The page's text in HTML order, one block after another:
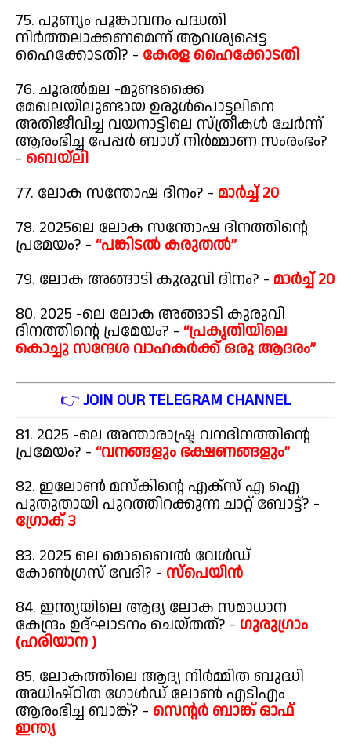
75. പുണ്യം പൂങ്കാവനം പദ്ധതി
നിർത്തലാക്കണമെന്ന് ആവശ്യപ്പെട്ട
ഹൈക്കോടതി? - കേരള ഹൈക്കോടതി
76. ചൂരൽമല -മുണ്ടക്കൈ
മേഖലയിലുണ്ടായ ഉരുൾപൊട്ടലിനെ
അതിജീവിച്ച വയനാട്ടിലെ സ്ത്രീകൾ ചേർന്ന്
ആരംഭിച്ച പേപ്പർ ബാഗ് നിർമ്മാണ സംരംഭം?
- ബെയ്ലി
77. ലോക സന്തോഷ ദിനം? - മാർച്ച് 20
78. 2025ലെ ലോക സന്തോഷ ദിനത്തിന്റെ
പ്രമേയം? - “പങ്കിടൽ കരുതൽ”
79. ലോക അങ്ങാടി കുരുവി ദിനം? - മാർച്ച് 20
80. 2025 -ലെ ലോക അങ്ങാടി കുരുവി
ദിനത്തിന്റെ പ്രമേയം? - “പ്രകൃതിയിലെ
കൊച്ചു സന്ദേശ വാഹകർക്ക് ഒരു ആദരം”
👉JOIN OUR TELEGRAM CHANNEL
81. 2025 -ലെ അന്താരാഷ്ട്ര വനദിനത്തിന്റെ
പ്രമേയം? - “വനങ്ങളും ഭക്ഷണങ്ങളും”
82. ഇലോൺ മസ്കിന്റെ എക്സ് എ ഐ
പുതുതായി പുറത്തിറക്കുന്ന ചാറ്റ് ബോട്ട്? -
ഗ്രോക് 3
83. 2025 ലെ മൊബൈൽ വേൾഡ്
കോൺഗ്രസ് വേദി? - സ്പെയിൻ
84. ഇന്ത്യയിലെ ആദ്യ ലോക സമാധാന
കേന്ദ്രം ഉദ്ഘാടനം ചെയ്തത്? - ഗുരുഗ്രാം
(ഹരിയാന )
85. ലോകത്തിലെ ആദ്യ നിർമ്മിത ബുദ്ധി
അധിഷ്ഠിത ഗോൾഡ് ലോൺ എടിഎം
ആരംഭിച്ച ബാങ്ക്? - സെന്റർ ബാങ്ക് ഓഫ്
ഇന്ത്യ